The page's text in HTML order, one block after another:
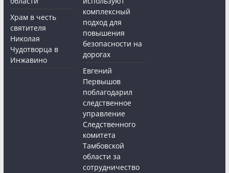
Храм в честь
святителя
Николая
Чудотворца в
Инжавино
комплексный
подход для
повышения
безопасности на
дорогах
Евгений
Первышов
поблагодарил
следственное
управление
Следственного
комитета
Тамбовской
области за
сотрудничество